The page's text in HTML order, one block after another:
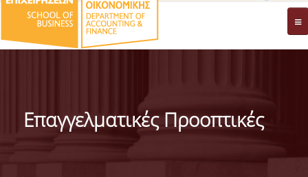
* ΠΛΗΡΟΦΟΡΙΕΣ ΓΙΑ ΜΑΘΗΤΕΣ ΛΥΚΕΙΟΥ *
ΜΕ ΜΙΑ ΜΑΤΙΑ
ΔΙΟΙΚΗΣΗ ΤΟΥ ΤΜΗΜΑΤΟΣ
Επαγγελματικές Προοπτικές